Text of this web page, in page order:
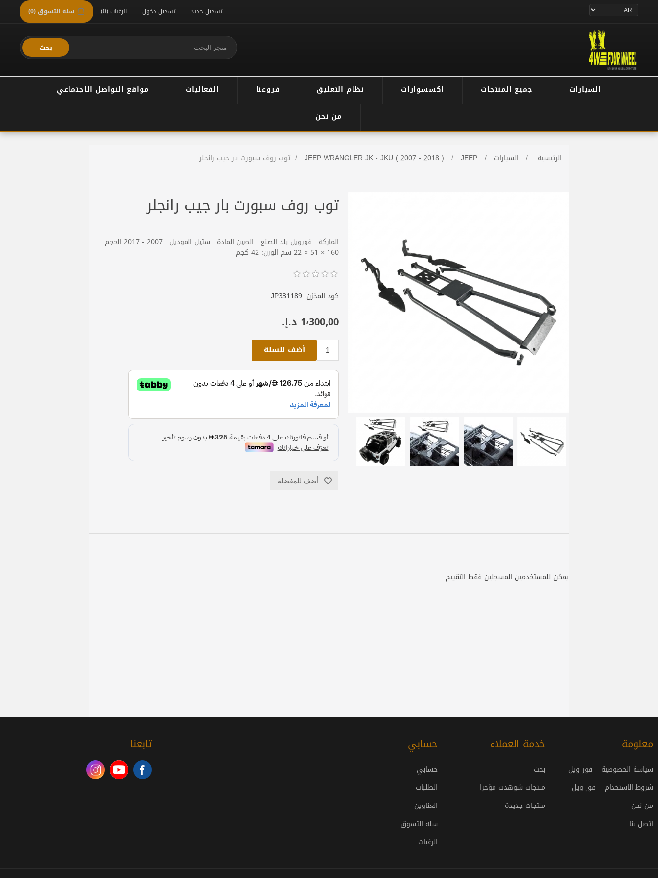
تسجيل جديد تسجيل دخول الرغبات(0) سلة التسوق(0)
بحث
السيارات جميع المنتجات اكسسوارات نظام التعليق فروعنا الفعاليات مواقع التواصل الاجتماعي
من نحن
الرئيسية / السيارات /
JEEP
/
JEEP WRANGLER JK - JKU ( 2007 - 2018 )
/ توب روف سبورت بار جيب رانجلر
توب روف سبورت بار جيب رانجلر
الماركة : فورويل بلد الصنع : الصين المادة : ستيل الموديل : 2007 - 2017 الحجم:
160 × 51 × 22 سم الوزن: 42 كجم
كود المخزن: JP331189
1٬300٫00 د.إ.‏
أضف للسلة
أضف للمفضلة
يمكن للمستخدمين المسجلين فقط التقييم
معلومة
سياسة الخصوصية – فور ويل
شروط الاستخدام – فور ويل
من نحن
اتصل بنا
خدمة العملاء
بحث
منتجات شوهدت مؤخرا
منتجات جديدة
حسابي
حسابي
الطلبات
العناوين
سلة التسوق
الرغبات
تابعنا